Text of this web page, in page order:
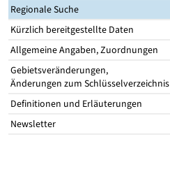
Regionale Suche
Kürzlich bereitgestellte Daten
Allgemeine Angaben, Zuordnungen
Gebietsveränderungen,
Änderungen zum Schlüsselverzeichnis
Definitionen und Erläuterungen
Newsletter